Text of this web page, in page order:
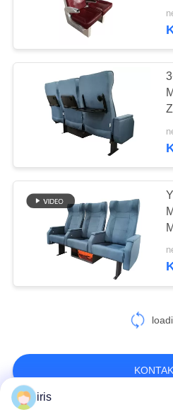
SITEMAP
PRIVACY
POLICY
Bustreiber
iris